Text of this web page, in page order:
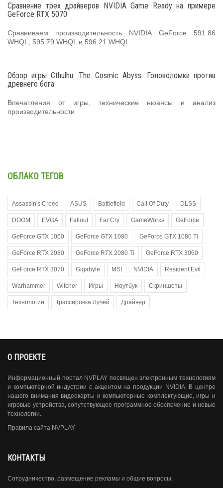
Сравнение трех драйверов NVIDIA Game Ready на примере
GeForce RTX 5070
Сравниваем производительность NVIDIA GeForce 591.86
WHQL, 595.79 WHQL и 596.21 WHQL
Обзор игры Cthulhu: The Cosmic Abyss. Головоломки против
древнего бога
Впечатления от игры, технические нюансы и анализ
производительности
ОБЛАКО ТЕГОВ
Assassin's Creed ASUS Battlefield Call Of Duty DLSS
DOOM EVGA Fallout Far Cry GameWorks GeForce
GeForce GTX 1060 GeForce GTX 1080 GeForce GTX 1080 Ti
GeForce RTX 2080 GeForce RTX 2080 Ti GeForce RTX 3060
GeForce RTX 3070 Gigabyte MSI NVIDIA Resident Evil
Warhammer Witcher Игры Ноутбук Скриншоты
Технологии Трассировка Лучей Драйвер
О ПРОЕКТЕ
Информационный портал NVPLAY посвящен электронным технологиям
и компьютерной индустрии с акцентом на продукции NVIDIA. В центре
нашего внимания видеокарты и компьютерные комплектующие, игры и
игровые устройства, сопутствующее программное обеспечение и новые
технологии.
Правила сайта NVPLAY
КОНТАКТЫ
Сотрудничество, размещение рекламы и общие вопросы: